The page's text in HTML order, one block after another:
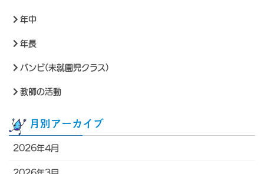
年中
年長
バンビ(未就園児クラス)
教師の活動
月別アーカイブ
2026年4月